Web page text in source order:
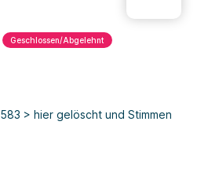
Geschlossen/Abgelehnt
> hier gelöscht und Stimmen